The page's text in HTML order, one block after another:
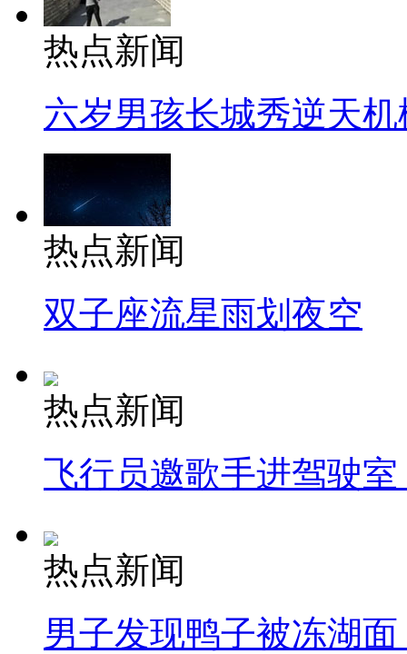
热点新闻
六岁男孩长城秀逆天机
热点新闻
双子座流星雨划夜空
热点新闻
飞行员邀歌手进驾驶
热点新闻
男子发现鸭子被冻湖